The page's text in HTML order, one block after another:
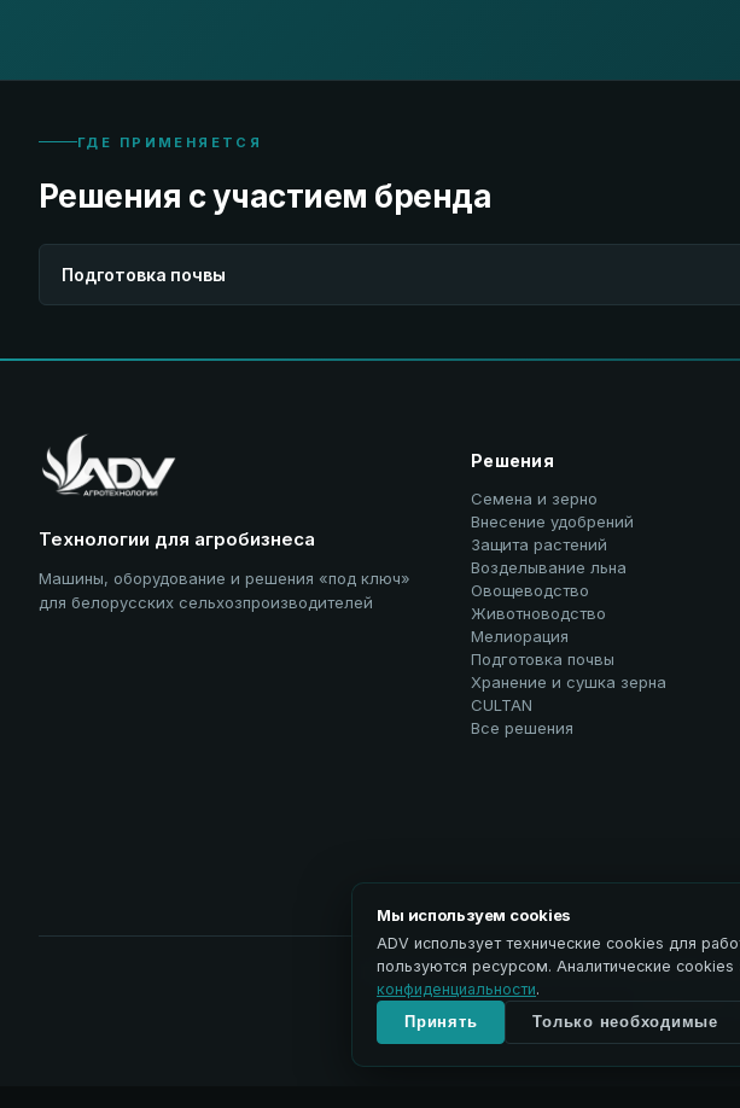
ГДЕ ПРИМЕНЯЕТСЯ
Решения с участием бренда
Подготовка почвы
Технологии для агробизнеса
Машины, оборудование и решения «под ключ»
для белорусских сельхозпроизводителей
Решения
Семена и зерно
Внесение удобрений
Защита растений
Возделывание льна
Овощеводство
Животноводство
Мелиорация
Подготовка почвы
Хранение и сушка зерна
CULTAN
Все решения
Политика обработки персональных данных
© 2026 ООО
Мы используем cookies
ADV использует технические cookies для
пользуются ресурсом. Аналитические
конфиденциальности.
Принять Только необходимые